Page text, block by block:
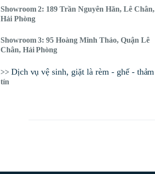
Showroom 2: 189 Trần Nguyên Hãn, Lê Chân,
Hải Phòng
Showroom 3: 95 Hoàng Minh Thảo, Quận Lê
Chân, Hải Phòng
>> Dịch vụ vệ sinh, giặt là rèm - ghế - thảm
tín